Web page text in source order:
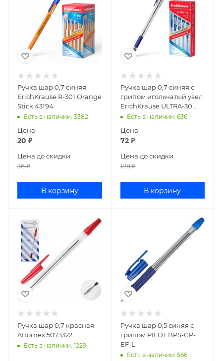
Ручка шар 0,7 синяя
ErichKrause R-301 Orange
Stick 43194
Есть в наличии: 3382
Цена
20 ₽
Цена до скидки
36₽
В корзину
Ручка шар 0,7 синяя с
грипом игольчатый узел
ErichKrause ULTRA-30
19613
Есть в наличии: 636
Цена
72₽
Цена до скидки
128₽
В корзину
Ручка шар 0,7 красная
Attomex 5073322
Есть в наличии: 1229
Ручка шар 0,5 синяя с
грипом PILOT BPS-GP-
EF-L
Есть в наличии: 566